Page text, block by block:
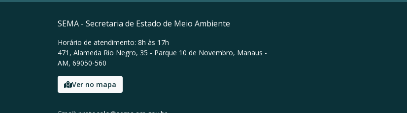
SEMA - Secretaria de Estado de Meio Ambiente
Horário de atendimento: 8h às 17h
471, Alameda Rio Negro, 35 - Parque 10 de Novembro, Manaus -
AM, 69050-560
Ver no mapa